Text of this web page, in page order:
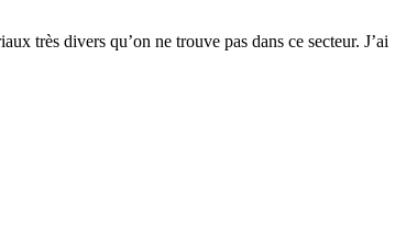
très divers qu’on ne trouve pas dans ce secteur. J’ai